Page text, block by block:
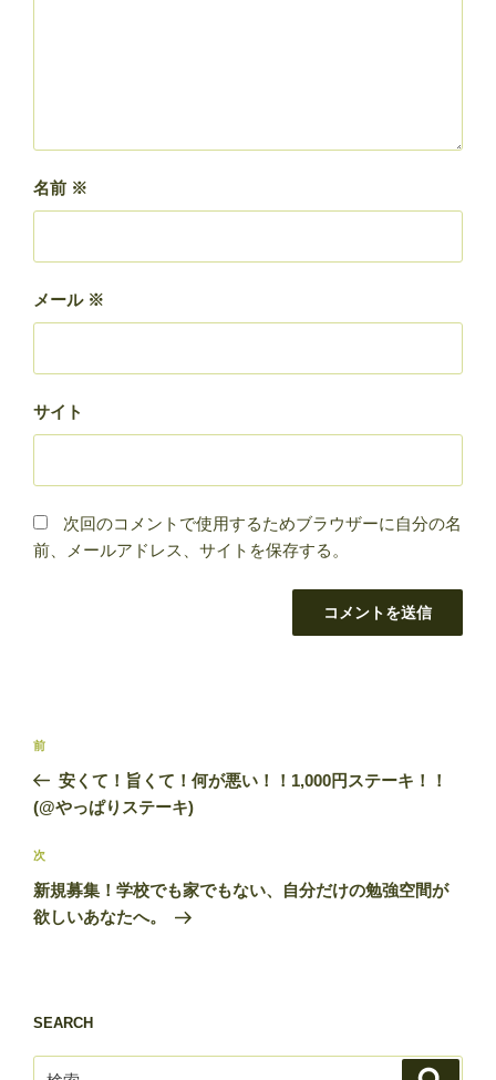
名前 ※
メール ※
サイト
次回のコメントで使用するためブラウザーに自分の名
前、メールアドレス、サイトを保存する。
投
ナ
ゲ
ー
シ
前
の
投
前
安くて！旨くて！何が悪い！！1,000円ステーキ！！
(@やっぱりステーキ)
次
の
投
次
新規募集！学校でも家でもない、自分だけの勉強空間が
欲しいあなたへ。
SEARCH